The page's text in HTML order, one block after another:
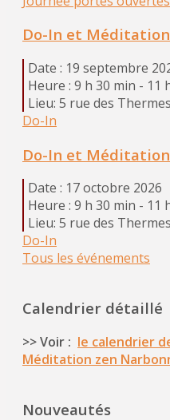
Do-In et Méditation
Date : 19 septembre
Heure : 9 h 30 min - 11
Lieu: 5 rue des
Do-In
Do-In et Méditation
Date : 17 octobre 2026
Heure : 9 h 30 min - 11
Lieu: 5 rue des
Do-In
Tous les événements
Calendrier détaillé
>> Voir : le calendrier
Méditation zen
Nouveautés